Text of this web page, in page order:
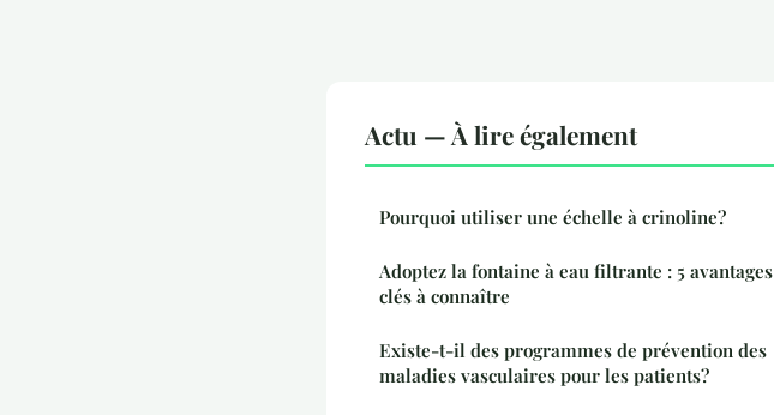
Actu — À lire également
Pourquoi utiliser une échelle à crinoline?
Adoptez la fontaine à eau filtrante : 5 avantages
clés à connaître
Existe-t-il des programmes de prévention des
maladies vasculaires pour les patients?